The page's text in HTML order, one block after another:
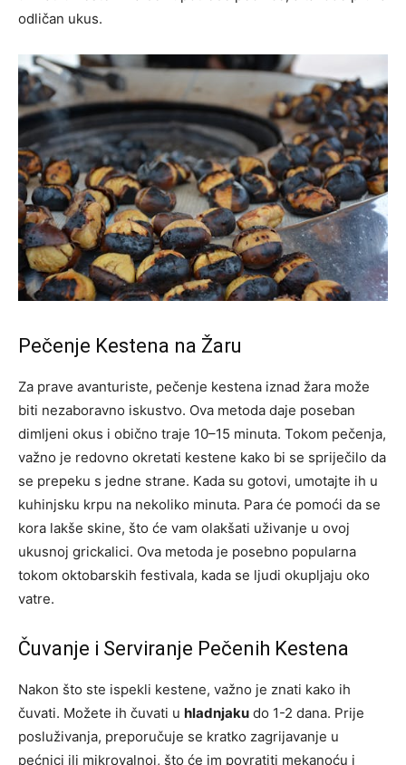
odličan ukus.
Pečenje Kestena na Žaru
Za prave avanturiste, pečenje kestena iznad žara može
biti nezaboravno iskustvo. Ova metoda daje poseban
dimljeni okus i obično traje 10–15 minuta. Tokom pečenja,
važno je redovno okretati kestene kako bi se spriječilo da
se prepeku s jedne strane. Kada su gotovi, umotajte ih u
kuhinjsku krpu na nekoliko minuta. Para će pomoći da se
kora lakše skine, što će vam olakšati uživanje u ovoj
ukusnoj grickalici. Ova metoda je posebno popularna
tokom oktobarskih festivala, kada se ljudi okupljaju oko
vatre.
Čuvanje i Serviranje Pečenih Kestena
Nakon što ste ispekli kestene, važno je znati kako ih
čuvati. Možete ih čuvati u hladnjaku do 1-2 dana. Prije
posluživanja, preporučuje se kratko zagrijavanje u
pećnici ili mikrovalnoj, što će im povratiti mekanoću i